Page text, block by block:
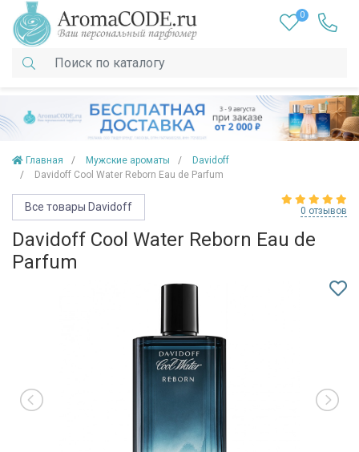
0
Главная Мужские ароматы
Davidoff
Davidoff Cool Water Reborn Eau de Parfum
Все товары Davidoff 0 отзывов
Davidoff Cool Water Reborn Eau de
Parfum